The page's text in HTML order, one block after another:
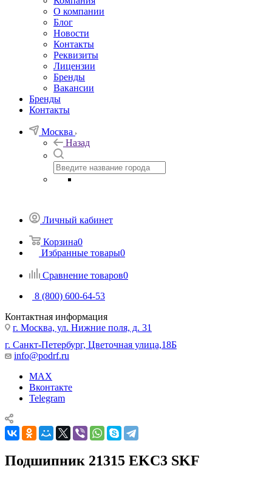
О компании
Блог
Новости
Контакты
Реквизиты
Лицензии
Бренды
Вакансии
Бренды
Контакты
Москва
Назад
Личный кабинет
Корзина0
Избранные товары0
Сравнение товаров0
8 (800) 600-64-53
Контактная информация
г. Москва, ул. Нижние поля, д. 31
г. Санкт-Петербург, Цветочная улица,18Б
info@podrf.ru
MAX
Вконтакте
Telegram
Подшипник 21315 EKC3 SKF